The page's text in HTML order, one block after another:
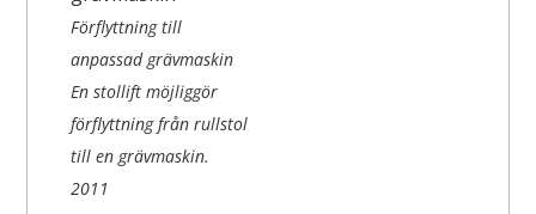
Förflyttning till
anpassad grävmaskin
En stollift möjliggör
förflyttning från rullstol
till en grävmaskin.
2011